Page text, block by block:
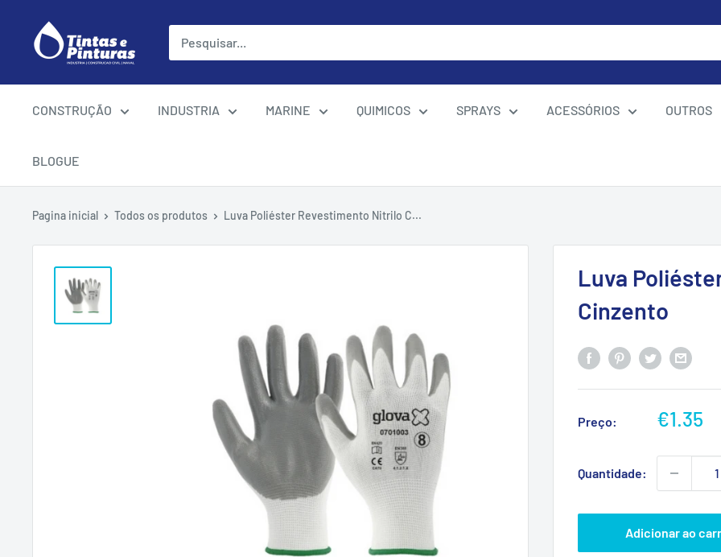
conteúdo
CONSTRUÇÃO INDUSTRIA MARINE QUIMICOS SPRAYS ACESSÓRIOS OUTROS
BLOGUE
Pagina inicial Todos os produtos Luva Poliéster Revestimento Nitrilo C...
Luva
Cinzento
Preço:
Preço
€1.35
Quantidade:
Adicionar ao